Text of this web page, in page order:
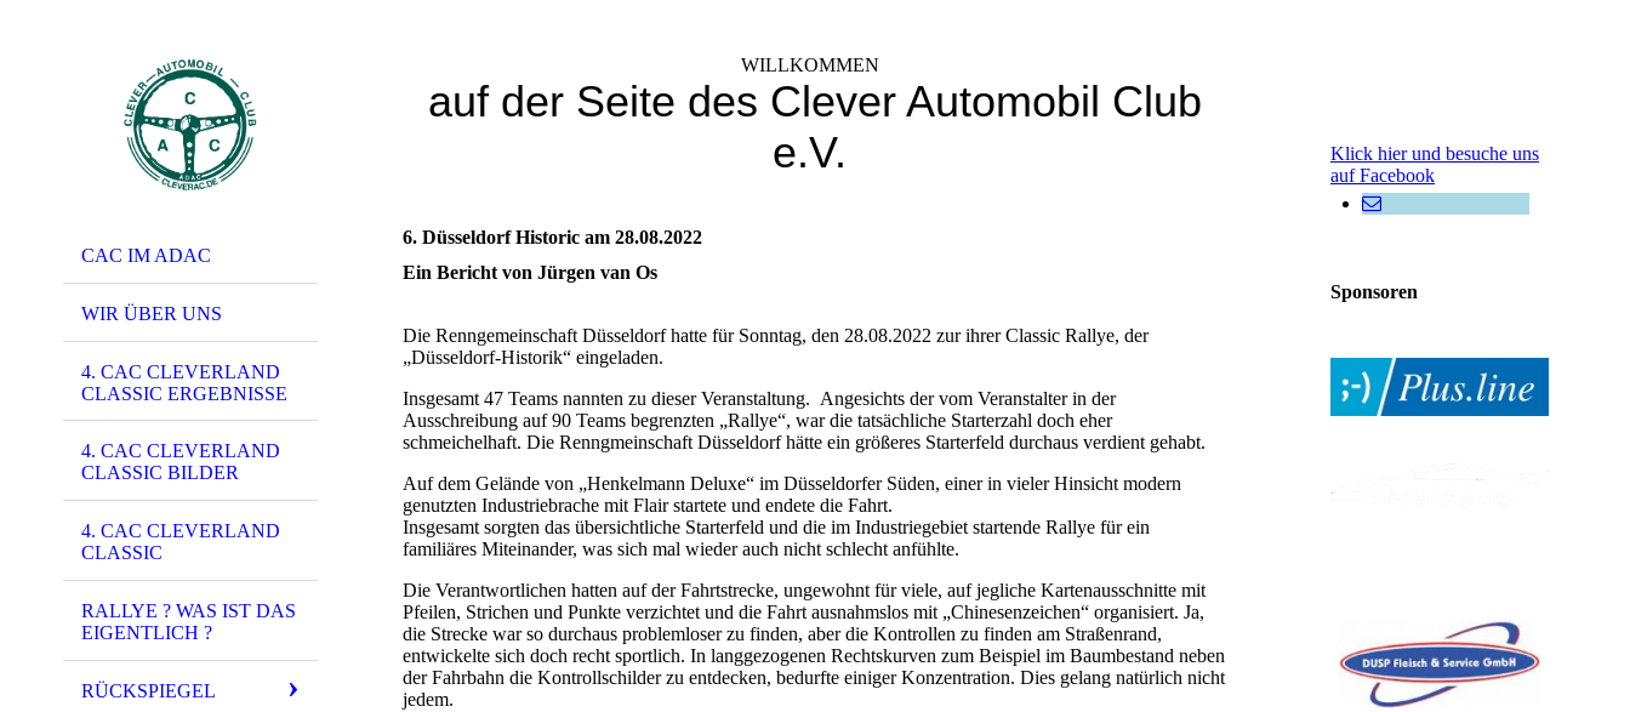
CAC IM ADAC
WIR ÜBER UNS
4. CAC CLEVERLAND
CLASSIC ERGEBNISSE
4. CAC CLEVERLAND
CLASSIC BILDER
4. CAC CLEVERLAND
CLASSIC
RALLYE ? WAS IST DAS
EIGENTLICH ?
RÜCKSPIEGEL
WILLKOMMEN
auf der Seite des Clever Automobil Club
e.V.
6. Düsseldorf Historic am 28.08.2022
Ein Bericht von Jürgen van Os
Die Renngemeinschaft Düsseldorf hatte für Sonntag, den 28.08.2022 zur ihrer Classic Rallye, der
„Düsseldorf-Historik“ eingeladen.
Insgesamt 47 Teams nannten zu dieser Veranstaltung. Angesichts der vom Veranstalter in der
Ausschreibung auf 90 Teams begrenzten „Rallye“, war die tatsächliche Starterzahl doch eher
schmeichelhaft. Die Renngmeinschaft Düsseldorf hätte ein größeres Starterfeld durchaus verdient gehabt.
Auf dem Gelände von „Henkelmann Deluxe“ im Düsseldorfer Süden, einer in vieler Hinsicht modern
genutzten Industriebrache mit Flair startete und endete die Fahrt.
Insgesamt sorgten das übersichtliche Starterfeld und die im Industriegebiet startende Rallye für ein
familiäres Miteinander, was sich mal wieder auch nicht schlecht anfühlte.
Die Verantwortlichen hatten auf der Fahrtstrecke, ungewohnt für viele, auf jegliche Kartenausschnitte mit
Pfeilen, Strichen und Punkte verzichtet und die Fahrt ausnahmslos mit „Chinesenzeichen“ organisiert. Ja,
die Strecke war so durchaus problemloser zu finden, aber die Kontrollen zu finden am Straßenrand,
entwickelte sich doch recht sportlich. In langgezogenen Rechtskurven zum Beispiel im Baumbestand neben
der Fahrbahn die Kontrollschilder zu entdecken, bedurfte einiger Konzentration. Dies gelang natürlich nicht
jedem.
Klick hier und besuche uns
auf Facebook
Sponsoren